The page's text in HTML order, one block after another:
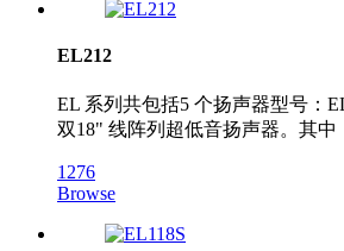
EL212
EL 系列共包括5 个扬声器型号：
双18" 线阵列超低音扬声器。其中
1276
Browse